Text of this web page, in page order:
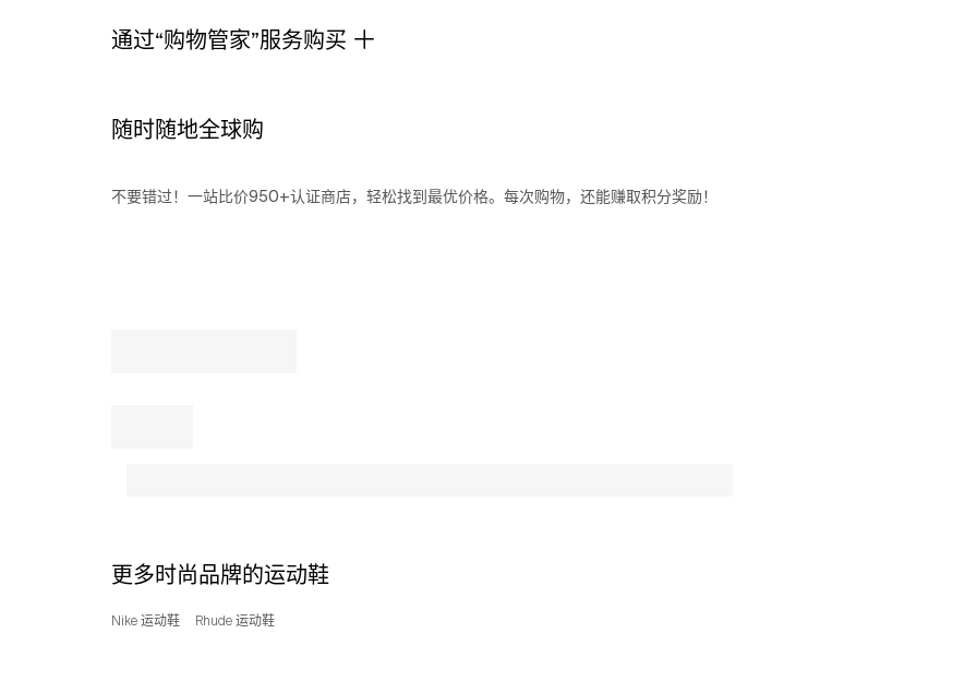
item
boxed.
通过“购物管家”服务购买
随时随地全球购
不要错过！一站比价950+认证商店，轻松找到最优价格。每次购物，还能赚取积分奖励！
更多时尚品牌的运动鞋
Nike 运动鞋 Rhude 运动鞋